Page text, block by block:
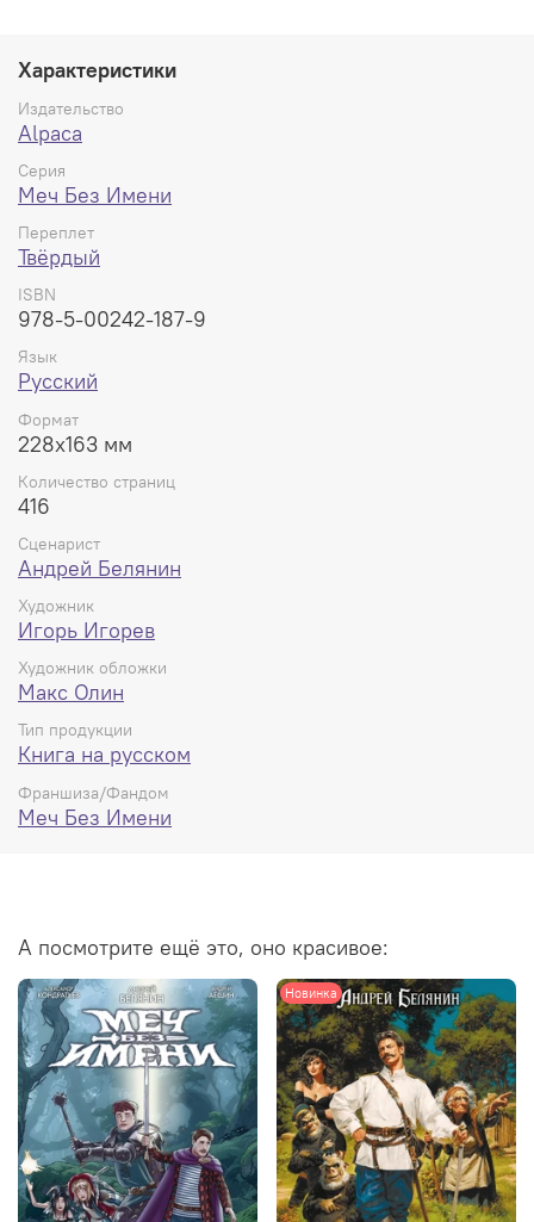
чудом смогли дозвониться главному герою Скиминоку в
наше время, ведь в их мире существовал только один
мобильник. Совершенно неподготовленному герою
предстоит вернуться в самую гущу событий и снова
противостоять великому злу…
Характеристики
Издательство
Alpaca
Серия
Меч Без Имени
Переплет
Твёрдый
ISBN
978-5-00242-187-9
Язык
Русский
Формат
228x163 мм
Количество страниц
416
Сценарист
Андрей Белянин
Художник
Игорь Игорев
Художник обложки
Макс Олин
Тип продукции
Книга на русском
Франшиза/Фандом
Меч Без Имени
А посмотрите ещё это, оно красивое:
Новинка